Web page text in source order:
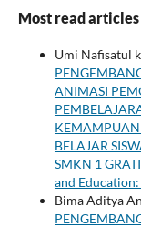
Most read
Umi Nafisatul
ANIMASI
BELAJAR
SMKN 1
and
Bima Aditya